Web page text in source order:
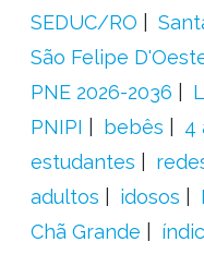
SEDUC/RO
São Felipe
PNE 2026-2036
PNIPI
bebês 4
estudantes
adultos
idosos
Chã Grande